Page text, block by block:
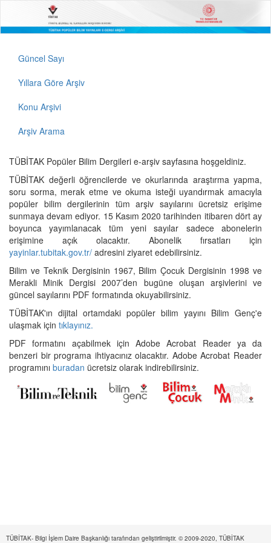
Güncel Sayı
Yıllara Göre Arşiv
Konu Arşivi
Arşiv Arama
TÜBİTAK Popüler Bilim Dergileri e-arşiv sayfasına hoşgeldiniz.
TÜBİTAK değerli öğrencilerde ve okurlarında araştırma yapma,
soru sorma, merak etme ve okuma isteği uyandırmak amacıyla
popüler bilim dergilerinin tüm arşiv sayılarını ücretsiz erişime
sunmaya devam ediyor. 15 Kasım 2020 tarihinden itibaren dört ay
boyunca yayımlanacak tüm yeni sayılar sadece abonelerin
erişimine açık olacaktır. Abonelik fırsatları için
yayinlar.tubitak.gov.tr/ adresini ziyaret edebilirsiniz.
Bilim ve Teknik Dergisinin 1967, Bilim Çocuk Dergisinin 1998 ve
Merakli Minik Dergisi 2007’den bugüne oluşan arşivlerini ve
güncel sayılarını PDF formatında okuyabilirsiniz.
TÜBİTAK'ın dijital ortamdaki popüler bilim yayını Bilim Genç'e
ulaşmak için tıklayınız.
PDF formatını açabilmek için Adobe Acrobat Reader ya da
benzeri bir programa ihtiyacınız olacaktır. Adobe Acrobat Reader
programını buradan ücretsiz olarak indirebilirsiniz.
TÜBİTAK- Bilgi İşlem Daire Başkanlığı tarafından geliştirilmiştir. © 2009-2020, TÜBİTAK